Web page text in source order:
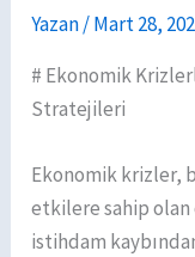
Yazan/Mart 28,
# Ekonomik
Stratejileri
Ekonomik krizler,
etkilere sahip
istihdam